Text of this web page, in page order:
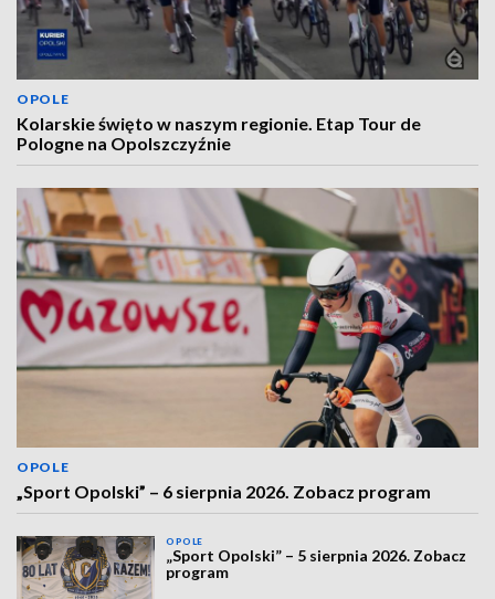
OPOLE
Kolarskie święto w naszym regionie. Etap Tour de
Pologne na Opolszczyźnie
OPOLE
„Sport Opolski” – 6 sierpnia 2026. Zobacz program
OPOLE
„Sport Opolski” – 5 sierpnia 2026. Zobacz
program